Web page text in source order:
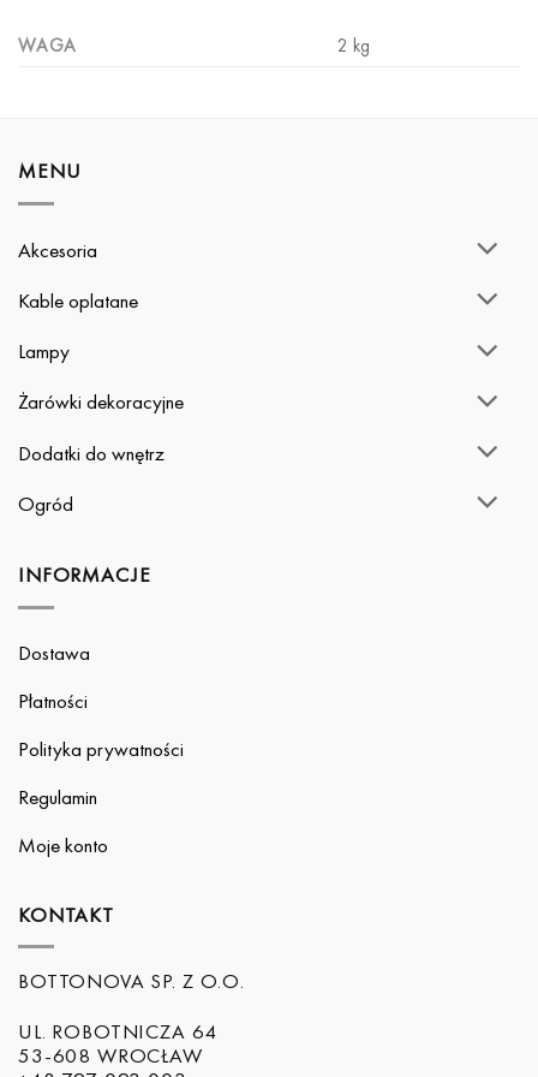
WAGA 2 kg
MENU
Akcesoria
Kable oplatane
Lampy
Żarówki dekoracyjne
Dodatki do wnętrz
Ogród
INFORMACJE
Dostawa
Płatności
Polityka prywatności
Regulamin
Moje konto
KONTAKT
BOTTONOVA SP. Z O.O.
UL. ROBOTNICZA 64
53-608 WROCŁAW